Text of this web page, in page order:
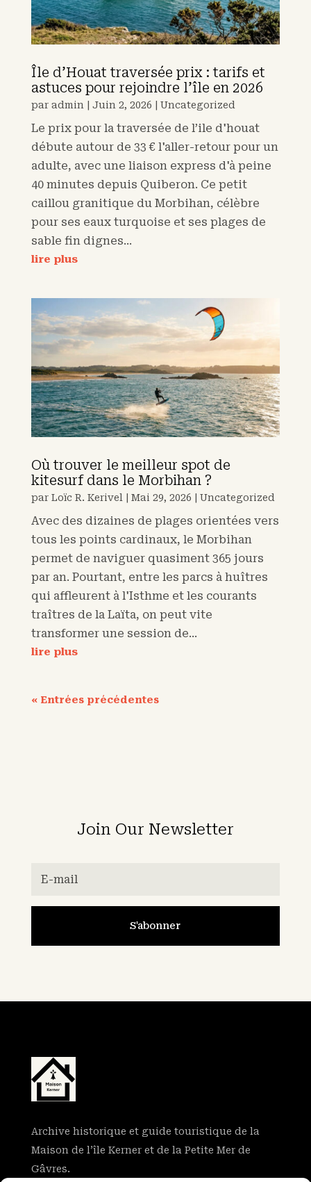
Île d’Houat traversée prix : tarifs et
astuces pour rejoindre l’île en 2026
par admin | Juin 2, 2026 | Uncategorized
Le prix pour la traversée de l’ile d'houat
débute autour de 33 € l'aller-retour pour un
adulte, avec une liaison express d'à peine
40 minutes depuis Quiberon. Ce petit
caillou granitique du Morbihan, célèbre
pour ses eaux turquoise et ses plages de
sable fin dignes...
lire plus
Où trouver le meilleur spot de
kitesurf dans le Morbihan ?
par Loïc R. Kerivel Mai 29, 2026 Uncategorized
Avec des dizaines de plages orientées vers
tous les points cardinaux, le Morbihan
permet de naviguer quasiment 365 jours
par an. Pourtant, entre les parcs à huîtres
qui affleurent à l'Isthme et les courants
traîtres de la Laïta, on peut vite
transformer une session de...
lire plus
« Entrées précédentes
Join Our Newsletter
S'abonner
Archive historique et guide touristique de la
Maison de l’île Kerner et de la Petite Mer de
Gâvres.